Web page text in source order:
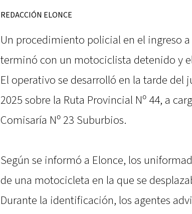
REDACCIÓN ELONCE
Un procedimiento policial en el ingreso
terminó con un motociclista detenido y
El operativo se desarrolló en la tarde del
2025 sobre la Ruta Provincial Nº 44, a
Comisaría Nº 23 Suburbios.
Según se informó a Elonce, los
de una motocicleta en la que se
Durante la identificación, los agentes